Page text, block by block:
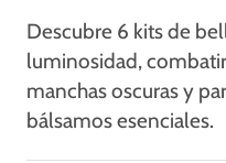
Descubre 6 kits de
luminosidad,
manchas oscuras y
bálsamos esenciales.